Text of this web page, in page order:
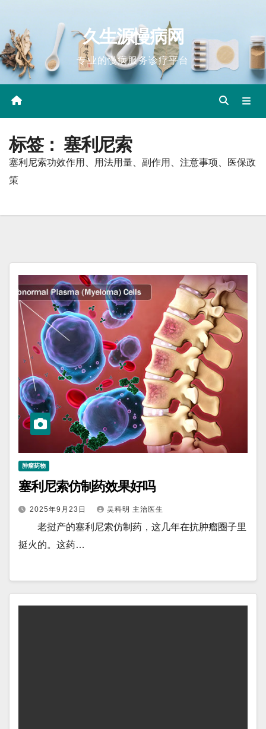
content
久生源慢病网
专业的慢病服务诊疗平台
标签： 塞利尼索
塞利尼索功效作用、用法用量、副作用、注意事项、医保政
策
肿瘤药物
塞利尼索仿制药效果好吗
2025年9月23日 吴科明 主治医生
老挝产的塞利尼索仿制药，这几年在抗肿瘤圈子里
挺火的。这药…